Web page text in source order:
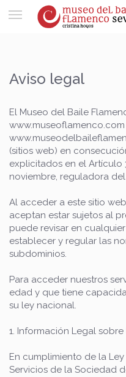
Toggle
navigation
Aviso legal
El Museo del Baile
(sitios web) en
explicitados en el Artículo
noviembre, reguladora
Al acceder a este sitio
aceptan estar sujetos al
puede revisar en
establecer y regular las
subdominios.
Para acceder nuestros
edad y que tiene
su ley nacional.
1. Información Legal
En cumplimiento de la
Servicios de la Sociedad